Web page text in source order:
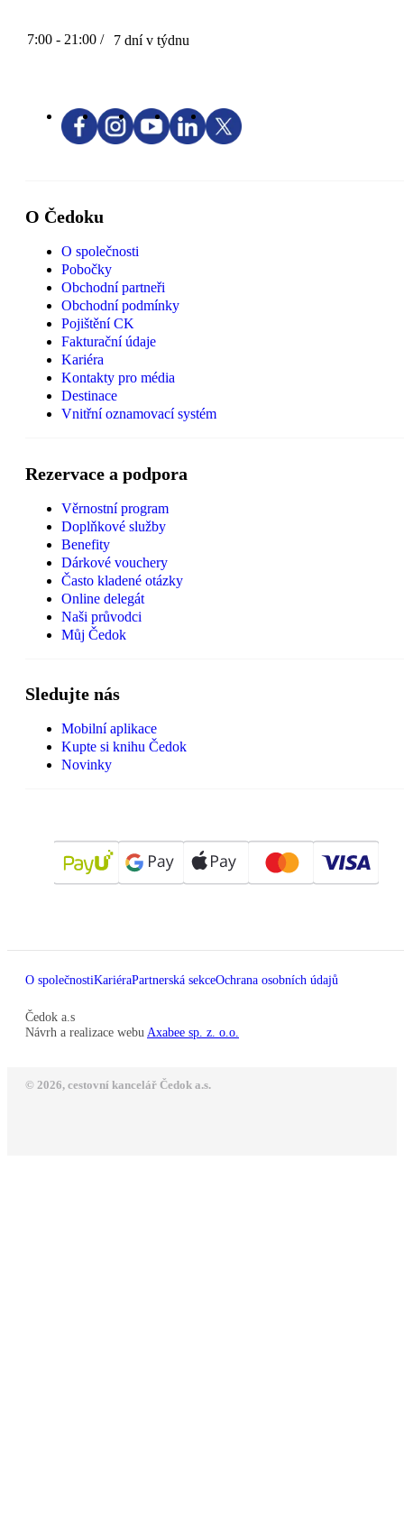
7:00 - 21:00 / 7 dní v týdnu
O Čedoku
O společnosti
Pobočky
Obchodní partneři
Obchodní podmínky
Pojištění CK
Fakturační údaje
Kariéra
Kontakty pro média
Destinace
Vnitřní oznamovací systém
Rezervace a podpora
Věrnostní program
Doplňkové služby
Benefity
Dárkové vouchery
Často kladené otázky
Online delegát
Naši průvodci
Můj Čedok
Sledujte nás
Mobilní aplikace
Kupte si knihu Čedok
Novinky
O společnostiKariéraPartnerská sekceOchrana osobních údajů
Čedok a.s
Návrh a realizace webu Axabee sp. z. o.o.
© 2026, cestovní kancelář Čedok a.s.